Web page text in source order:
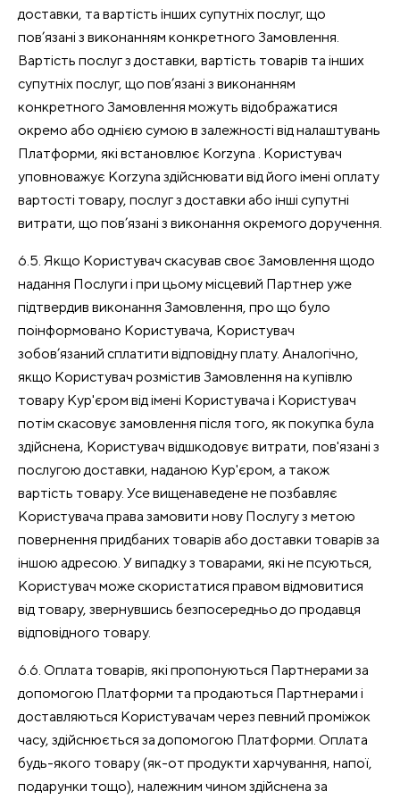
доставки, та вартість інших супутніх послуг, що
пов’язані з виконанням конкретного Замовлення.
Вартість послуг з доставки, вартість товарів та інших
супутніх послуг, що пов’язані з виконанням
конкретного Замовлення можуть відображатися
окремо або однією сумою в залежності від налаштувань
Платформи, які встановлює Korzyna . Користувач
уповноважує Korzyna здійснювати від його імені оплату
вартості товару, послуг з доставки або інші супутні
витрати, що пов’язані з виконання окремого доручення.
6.5. Якщо Користувач скасував своє Замовлення щодо
надання Послуги і при цьому місцевий Партнер уже
підтвердив виконання Замовлення, про що було
поінформовано Користувача, Користувач
зобов’язаний сплатити відповідну плату. Аналогічно,
якщо Користувач розмістив Замовлення на купівлю
товару Кур'єром від імені Користувача і Користувач
потім скасовує замовлення після того, як покупка була
здійснена, Користувач відшкодовує витрати, пов'язані з
послугою доставки, наданою Кур'єром, а також
вартість товару. Усе вищенаведене не позбавляє
Користувача права замовити нову Послугу з метою
повернення придбаних товарів або доставки товарів за
іншою адресою. У випадку з товарами, які не псуються,
Користувач може скористатися правом відмовитися
від товару, звернувшись безпосередньо до продавця
відповідного товару.
6.6. Оплата товарів, які пропонуються Партнерами за
допомогою Платформи та продаються Партнерами і
доставляються Користувачам через певний проміжок
часу, здійснюється за допомогою Платформи. Оплата
будь-якого товару (як-от продукти харчування, напої,
подарунки тощо), належним чином здійснена за